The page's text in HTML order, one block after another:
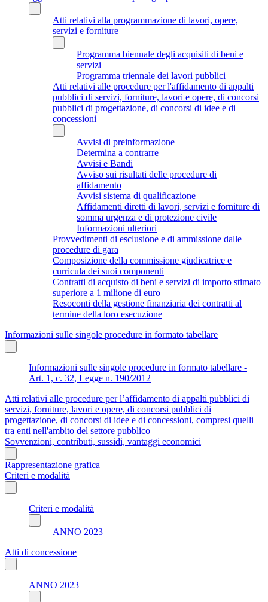
Atti relativi alla programmazione di lavori, opere,
servizi e forniture
Programma biennale degli acquisiti di beni e
servizi
Programma triennale dei lavori pubblici
Atti relativi alle procedure per l'affidamento di appalti
pubblici di servizi, forniture, lavori e opere, di concorsi
pubblici di progettazione, di concorsi di idee e di
concessioni
Avvisi di preinformazione
Determina a contrarre
Avvisi e Bandi
Avviso sui risultati delle procedure di
affidamento
Avvisi sistema di qualificazione
Affidamenti diretti di lavori, servizi e forniture di
somma urgenza e di protezione civile
Informazioni ulteriori
Provvedimenti di esclusione e di ammissione dalle
procedure di gara
Composizione della commissione giudicatrice e
curricula dei suoi componenti
Contratti di acquisto di beni e servizi di importo stimato
superiore a 1 milione di euro
Resoconti della gestione finanziaria dei contratti al
termine della loro esecuzione
Informazioni sulle singole procedure in formato tabellare
Informazioni sulle singole procedure in formato tabellare -
Art. 1, c. 32, Legge n. 190/2012
Atti relativi alle procedure per l’affidamento di appalti pubblici di
servizi, forniture, lavori e opere, di concorsi pubblici di
progettazione, di concorsi di idee e di concessioni, compresi quelli
tra enti nell'ambito del settore pubblico
Sovvenzioni, contributi, sussidi, vantaggi economici
Rappresentazione grafica
Criteri e modalità
Criteri e modalità
ANNO 2023
Atti di concessione
ANNO 2023